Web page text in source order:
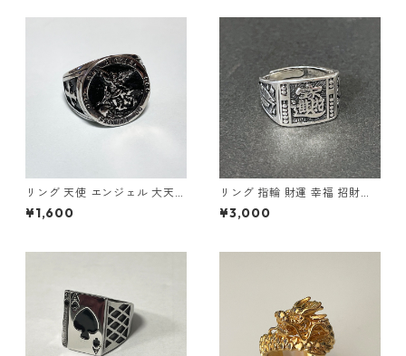
リング 天使 エンジェル 大天使
ミカエル 十字架 クロス 指輪
ステンレス メンズアクセサリ
¥1,600
リング 指輪 財運 幸福 招財進
寶 (しょうざいしんぽう) 宝船
縁起物
¥3,000